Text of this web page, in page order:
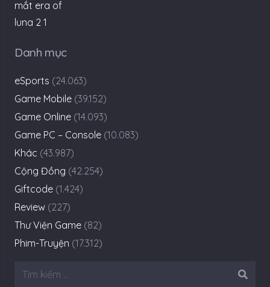
Danh mục
eSports (24.063)
Game Mobile (39.152)
Game Online (14.093)
Game PC – Console (10.083)
Khác (43.987)
Cộng Đồng (42.254)
Giftcode (1.424)
Review (227)
Thư Viện Game (82)
Phim-Truyện (17.312)
Tìm